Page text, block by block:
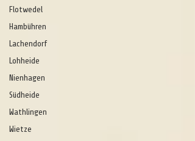
Flotwedel
Hambühren
Lachendorf
Lohheide
Nienhagen
Südheide
Wathlingen
Wietze